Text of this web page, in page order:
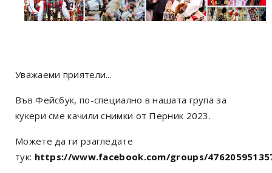
Уважаеми приятели...
Във Фейсбук, по-специално в нашата група за
кукери сме качили снимки от Перник 2023.
Можете да ги рзагледате
тук: https://www.facebook.com/groups/